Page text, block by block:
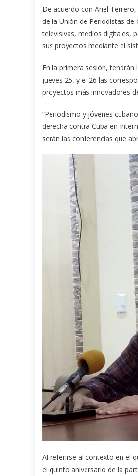
De acuerdo con Ariel
de la Unión de Periodistas
televisivas, medios digitales,
sus proyectos mediante el
En la primera sesión,
jueves 25, y el 26 las
proyectos más innovadores
“Periodismo y jóvenes
derecha contra Cuba en
serán las conferencias que
Al referirse al contexto en el
el quinto aniversario de la